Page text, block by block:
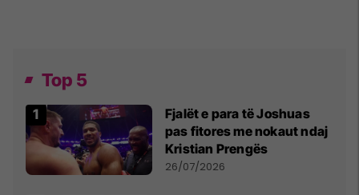
Top 5
Fjalët e para të Joshuas
pas fitores me nokaut ndaj
Kristian Prengës
26/07/2026